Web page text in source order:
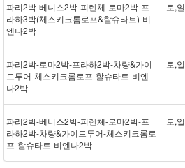
파리 2박 - 베니스 2박 - 피렌체 - 로마 2박 - 프
라하 3박(체스키크롬로프&할슈타트) - 비
엔나 2박
토,일
파리 2박 - 로마 2박 - 프라하 2박 - 차량&가이
드투어 - 체스키크롬로프 - 할슈타트 - 비엔
나 2박
토,일
파리 2박 - 베니스 2박 - 피렌체 - 로마 2박 - 프
라하 2박 - 차량&가이드투어 - 체스키크롬로
프 - 할슈타트 - 비엔나 2박
토,일